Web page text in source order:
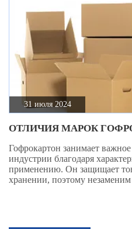
31 июля 2024
ОТЛИЧИЯ МАРОК
Гофрокартон занимает
индустрии благодаря
применению. Он защищает
хранении, поэтому незаменим